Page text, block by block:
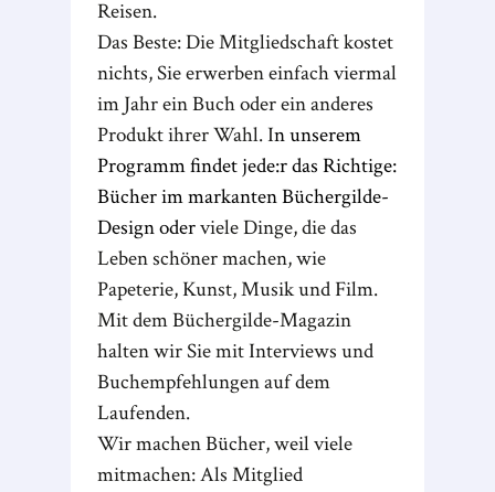
Reisen.
Das Beste: Die Mitgliedschaft kostet
nichts, Sie erwerben einfach viermal
im Jahr ein Buch oder ein anderes
Produkt ihrer Wahl. In unserem
Programm findet jede:r das Richtige:
Bücher im markanten Büchergilde-
Design oderviele Dinge, die das
Leben schöner machen, wie
Papeterie, Kunst, Musik und Film.
Mit dem Büchergilde-Magazin
halten wir Sie mit Interviews und
Buchempfehlungen auf dem
Laufenden.
Wir machen Bücher, weil viele
mitmachen: Als Mitglied